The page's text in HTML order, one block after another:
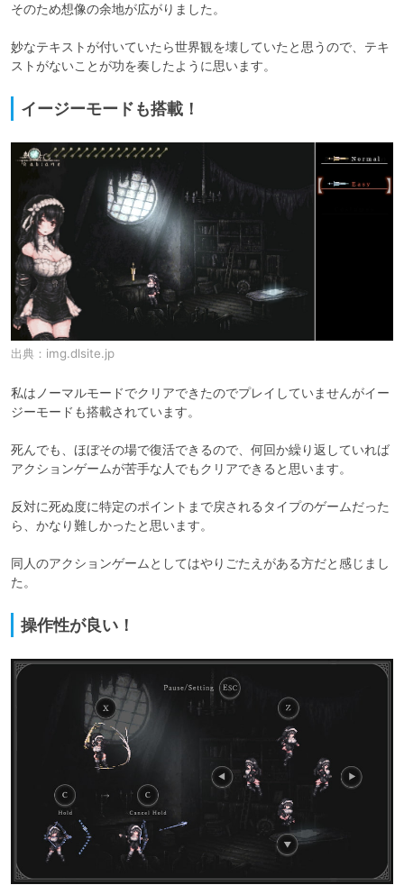
そのため想像の余地が広がりました。
妙なテキストが付いていたら世界観を壊していたと思うので、テキ
ストがないことが功を奏したように思います。
イージーモードも搭載！
出典： img.dlsite.jp
私はノーマルモードでクリアできたのでプレイしていませんがイー
ジーモードも搭載されています。
死んでも、ほぼその場で復活できるので、何回か繰り返していれば
アクションゲームが苦手な人でもクリアできると思います。
反対に死ぬ度に特定のポイントまで戻されるタイプのゲームだった
ら、かなり難しかったと思います。
同人のアクションゲームとしてはやりごたえがある方だと感じまし
た。
操作性が良い！